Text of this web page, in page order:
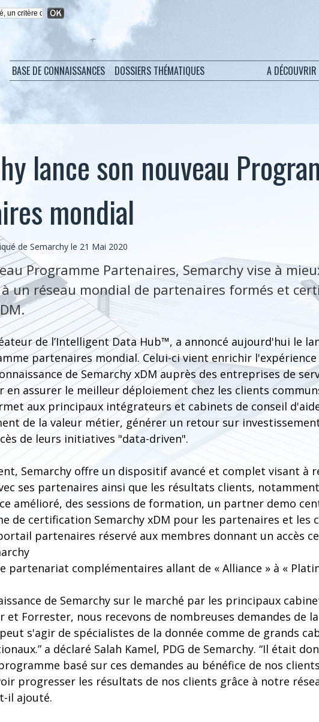
BASE DE CONNAISSANCES DOSSIERS THÉMATIQUES A DÉCOUVRIR
lance son nouveau
mondial
de Semarchy le 21 Mai 2020
Programme Partenaires, Semarchy vise à
un réseau mondial de partenaires formés et
de l’Intelligent Data Hub™, a annoncé aujourd'hui le
partenaires mondial. Celui-ci vient enrichir
de Semarchy xDM auprès des entreprises de
en assurer le meilleur déploiement chez les clients
aux principaux intégrateurs et cabinets de conseil
de la valeur métier, générer un retour sur
de leurs initiatives "data-driven".
Semarchy offre un dispositif avancé et complet visant à
ses partenaires ainsi que les résultats clients,
amélioré, des sessions de formation, un partner demo
de certification Semarchy xDM pour les partenaires et les
partenaires réservé aux membres donnant un accès
partenariat complémentaires allant de « Alliance » à «
de Semarchy sur le marché par les principaux
et Forrester, nous recevons de nombreuses demandes de
s'agir de spécialistes de la donnée comme de grands
a déclaré Salah Kamel, PDG de Semarchy. “Il était
basé sur ces demandes au bénéfice de nos
progresser les résultats de nos clients grâce à notre
il ajouté.